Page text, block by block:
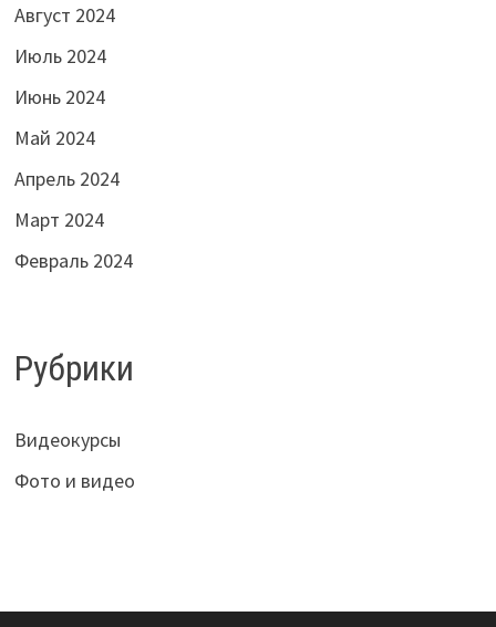
Август 2024
Июль 2024
Июнь 2024
Май 2024
Апрель 2024
Март 2024
Февраль 2024
Рубрики
Видеокурсы
Фото и видео